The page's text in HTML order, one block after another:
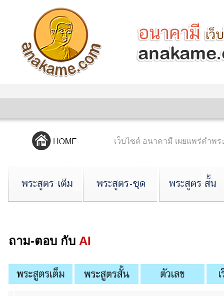
เว็บไซต์ อนาคามี เผยแพร่คำพ
ถาม-ตอบ กับ AI